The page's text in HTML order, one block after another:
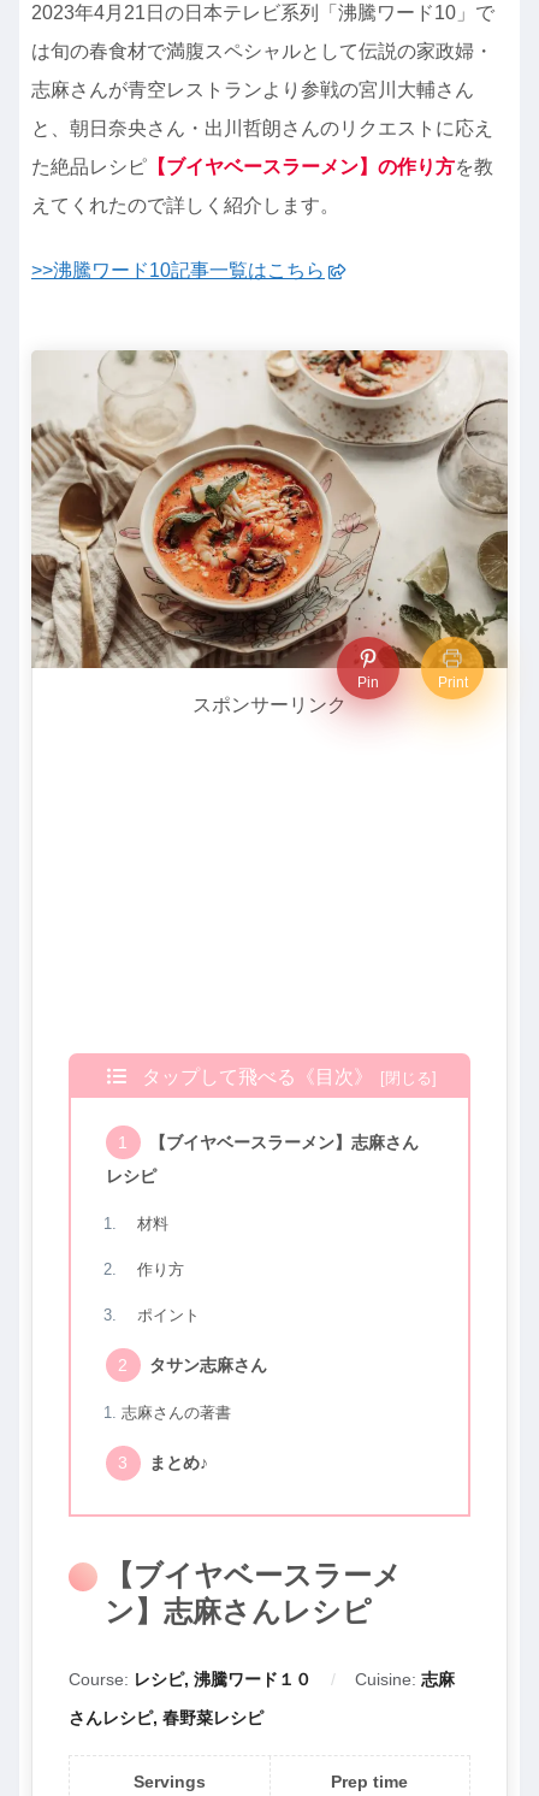
2023年4月21日の日本テレビ系列「沸騰ワード10」で
は旬の春食材で満腹スペシャルとして伝説の家政婦・
志麻さんが青空レストランより参戦の宮川大輔さん
と、朝日奈央さん・出川哲朗さんのリクエストに応え
た絶品レシピ 【ブイヤベースラーメン】の作り方を教
えてくれたので詳しく紹介します。
>>沸騰ワード10記事一覧はこちら
Pin Print
スポンサーリンク
タップして飛べる《目次》
【ブイヤベースラーメン】志麻さん
レシピ
材料
作り方
ポイント
タサン志麻さん
志麻さんの著書
まとめ♪
【ブイヤベースラーメ
ン】志麻さんレシピ
Course: レシピ, 沸騰ワード１０ Cuisine: 志麻
さんレシピ, 春野菜レシピ
Servings
Prep time